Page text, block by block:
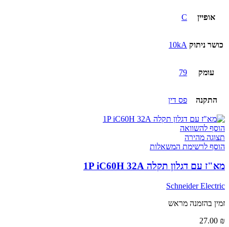
אופיין C
כושר ניתוק 10kA
עומק 79
התקנה פס דין
הוסף להשוואה
תצוגה מהירה
הוסף לרשימת המשאלות
מא"ז עם דגלון תקלה 1P iC60H 32A
Schneider Electric
זמין בהזמנה מראש
27.00 ₪